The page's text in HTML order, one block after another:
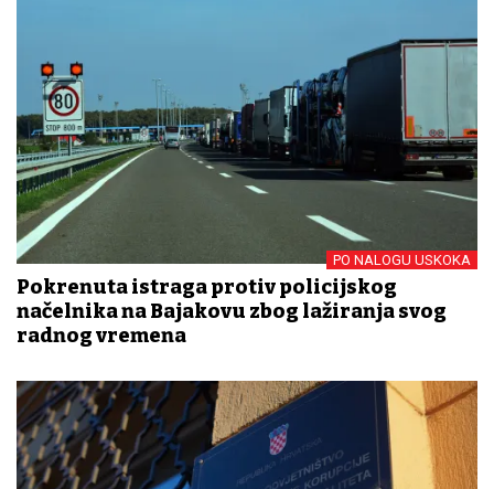
PO NALOGU USKOKA
Pokrenuta istraga protiv policijskog
načelnika na Bajakovu zbog lažiranja svog
radnog vremena